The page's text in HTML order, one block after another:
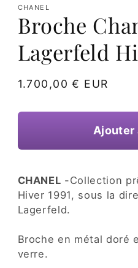
le
média
1
dans
fenêtre
CHANEL
Broche
Lagerfeld
Prix
1.700,00 € EUR
Ajouter
CHANEL -Collection
Hiver 1991, sous la
Lagerfeld.
Broche en métal doré
verre.